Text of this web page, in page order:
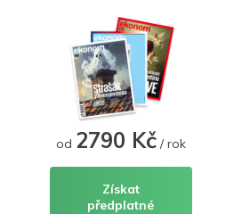
od 2790 Kč/ rok
Získat
předplatné